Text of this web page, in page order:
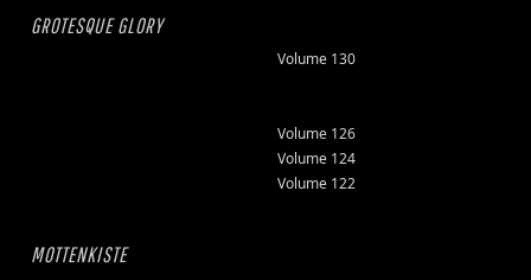
GROTESQUE GLORY
Volume 130
Volume 126
Volume 124
Volume 122
MOTTENKISTE